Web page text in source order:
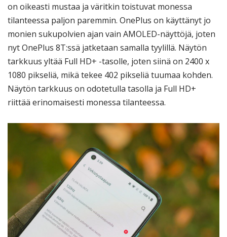
on oikeasti mustaa ja väritkin toistuvat monessa
tilanteessa paljon paremmin. OnePlus on käyttänyt jo
monien sukupolvien ajan vain AMOLED-näyttöjä, joten
nyt OnePlus 8T:ssä jatketaan samalla tyylillä. Näytön
tarkkuus yltää Full HD+ -tasolle, joten siinä on 2400 x
1080 pikseliä, mikä tekee 402 pikseliä tuumaa kohden.
Näytön tarkkuus on odotetulla tasolla ja Full HD+
riittää erinomaisesti monessa tilanteessa.